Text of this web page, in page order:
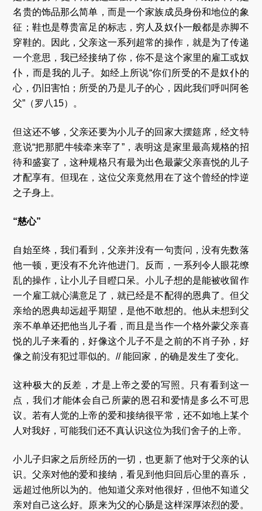
名贵的饰品那么简单，而是一个家族成员身份和地位的象
征；鞋也是尊贵富足的标志，穷人及奴仆一般都是赤脚不
穿鞋的。因此，父亲这一系列超常的操作，就是为了传递
一个意思，我已经接纳了你，你不是这个家里的雇工或奴
仆，而是我的儿子。如经上所说“你们所受的不是奴仆的
心，仍旧害怕；所受的乃是儿子的心，因此我们呼叫阿爸
父”（罗八15）。
但这还不够，父亲还要为小儿子的回家大摆筵席，经文特
意说“把那肥牛犊牵来宰了”，表明这是家里最高规格的招
待和盛宴了，这种规格只有最为出色最蒙父亲喜悦的儿子
才配享有。但现在，这位父亲竟然用在了这个曾经的悖逆
之子身上。
“慈心”
自始至终，我们看到，父亲并没有一句责问，没有先数落
他一顿，更没有不允许他进门。反而，一系列令人眼花缭
乱的操作，让小儿子目瞪口呆。小儿子想的是能被收留作
一个雇工就心满意足了，就已经是不配得的恩典了。但父
亲给的恩典却远超乎期望，是他不敢想的。他从未想到父
亲不单单还把他当儿子看，而且是当作一个格外蒙父亲喜
悦的儿子来看的，好像这个儿子不是之前的不肖子孙，好
像之前没有犯过罪似的。// 能回家，的确是发生了变化。
这种极大的反差，才是上帝之爱的写照。只有看到这一
点，我们才能体会自己所蒙的恩召和爱情是多么不可思
议。若有人觉的上帝的爱和接纳很平常，还不如地上某个
人对我好，可能我们还不真认识这位为我们舍子的上帝。
小儿子归家之后所经历的一切，也更新了他对于父亲的认
识。父亲对他的爱和接纳，看见到他归回后心里的喜乐，
远超过他所以为的。他知道父亲对他很好，但他不知道父
亲对自己这么好。原来为父的心肠是这样深厚浓烈的爱。